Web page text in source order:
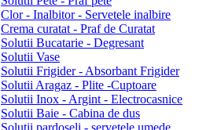
Clor - Inalbitor - Servetele inalbire
Crema curatat - Praf de Curatat
Solutii Bucatarie - Degresant
Solutii Vase
Solutii Frigider - Absorbant Frigider
Solutii Aragaz - Plite -Cuptoare
Solutii Inox - Argint - Electrocasnice
Solutii Baie - Cabina de dus